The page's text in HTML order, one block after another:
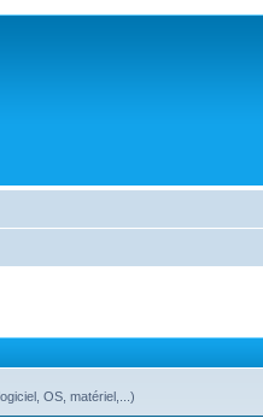
OS, matériel,...)